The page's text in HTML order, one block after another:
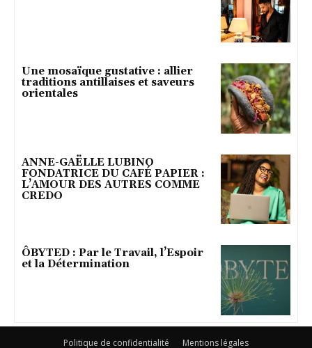
Une mosaïque gustative : allier
traditions antillaises et saveurs
orientales
ANNE-GAËLLE LUBINO
FONDATRICE DU CAFÉ PAPIER :
L’AMOUR DES AUTRES COMME
CREDO
ÔBYTED : Par le Travail, l’Espoir
et la Détermination
Politique de confidentialité Mentions légales